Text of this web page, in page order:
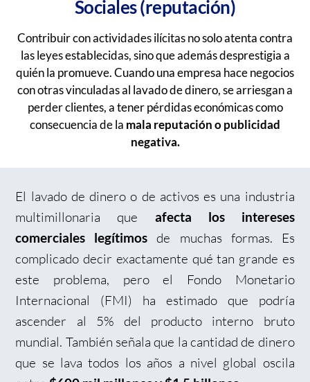
Sociales (reputación)
Contribuir con actividades ilícitas no solo atenta contra
las leyes establecidas, sino que además desprestigia a
quién la promueve. Cuando una empresa hace negocios
con otras vinculadas al lavado de dinero, se arriesgan a
perder clientes, a tener pérdidas económicas como
consecuencia de la mala reputación o publicidad
negativa.
El lavado de dinero o de activos es una industria
multimillonaria que afecta los intereses
comerciales legítimosde muchas formas. Es
complicado decir exactamente qué tan grande es
este problema, pero el Fondo Monetario
Internacional (FMI) ha estimado que podría
ascender al 5% del producto interno bruto
mundial. También señala que la cantidad de dinero
que se lava todos los años a nivel global oscila